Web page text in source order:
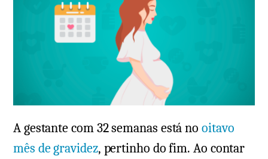
A gestante com 32 semanas está nooitavo
mês de gravidez, pertinho do fim. Ao contar